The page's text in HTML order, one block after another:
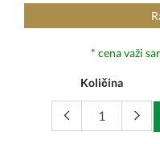
* cena važi
Količina